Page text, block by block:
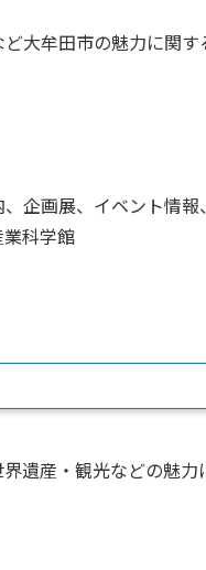
大牟田市の魅力に関す
企画展、イベント情
科学館
遺産・観光などの魅